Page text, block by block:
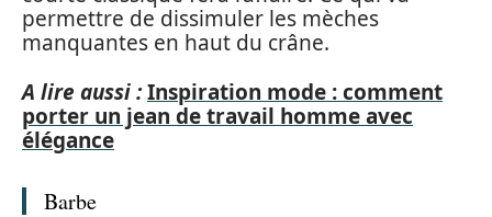
permettre de dissimuler les mèches
manquantes en haut du crâne.
A lire aussi :Inspiration mode : comment
porter un jean de travail homme avec
élégance
Barbe